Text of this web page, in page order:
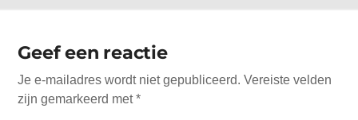
Geef een reactie
Je e-mailadres wordt niet gepubliceerd. Vereiste velden
zijn gemarkeerd met*